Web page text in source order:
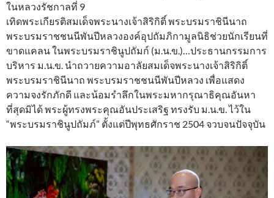
ในหลวงรัชกาลที่ 9
เทิดพระเกียรติสมเด็จพระนางเจ้าสิริกิติ์ พระบรมราชินีนาถ
พระบรมราชชนนีพันปีหลวงองค์อุปถัมภิกามูลนิธิช่วยนักเรียนที่
ขาดแคลน ในพระบรมราชินูปถัมก์ (ม.น.ข.)…ประธานกรรมการ
บริหาร ม.น.ข. นำถวายความอาลัยสมเด็จพระนางเจ้าสิริกิติ์
พระบรมราชินีนาถ พระบรมราชชนนีพันปีหลวง เพื่อแสดง
ความจงรักภักดี และน้อมรำลึกในพระมหากรุณาธิคุณอันหา
ที่สุดมิได้ พระผู้ทรงพระคุณอันประเสริฐ ทรงรับ ม.น.ข. ไว้ใน
“พระบรมราชินูปถัมภ์” ตั้งแต่ปีพุทธศักราช 2504 จวบจนปัจจุบัน